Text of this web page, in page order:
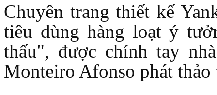
Chuyên trang thiết kế
tiêu dùng hàng loạt ý
thấu", được chính tay
Monteiro Afonso phát